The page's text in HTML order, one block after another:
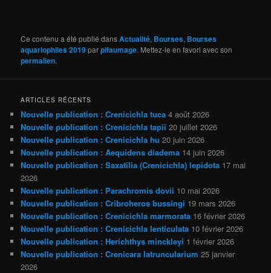
Ce contenu a été publié dansActualité, Bourses, Bourses
aquariophiles 2019parpifaumage. Mettez-le en favori avec son
permalien.
ARTICLES RÉCENTS
Nouvelle publication : Crenicichla tuca 4 août 2026
Nouvelle publication : Crenicichla tapii 20 juillet 2026
Nouvelle publication : Crenicichla hu 20 juin 2026
Nouvelle publication : Aequidens diadema 14 juin 2026
Nouvelle publication : Saxatilia (Crenicichla) lepidota 17 mai
2026
Nouvelle publication : Parachromis dovii 10 mai 2026
Nouvelle publication : Cribroheros bussingi 19 mars 2026
Nouvelle publication : Crenicichla marmorata 16 février 2026
Nouvelle publication : Crenicichla lenticulata 10 février 2026
Nouvelle publication : Herichthys minckleyi 1 février 2026
Nouvelle publication : Crenicara latruncularium 25 janvier
2026